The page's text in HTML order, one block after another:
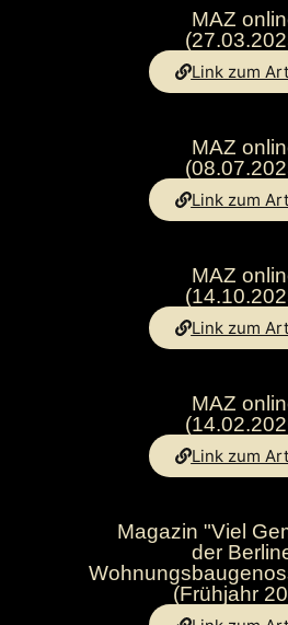
MAZ
Link zum
MAZ
Link zum
MAZ
Link zum
MAZ
Link zum
Magazin "Viel
der
(Frühjahr